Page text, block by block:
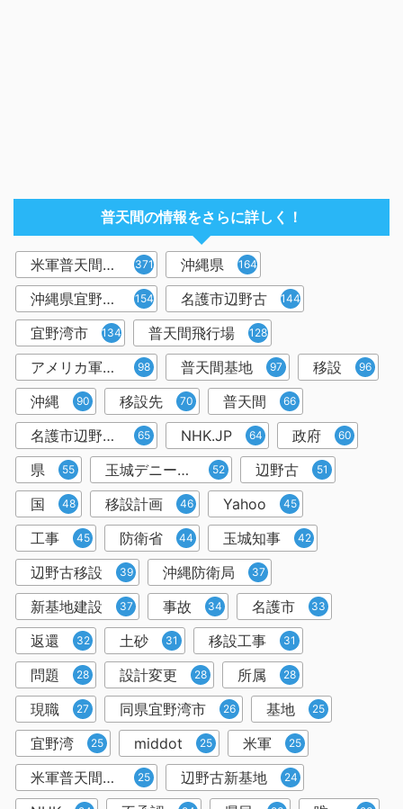
普天間の情報をさらに詳しく！
米軍普天間飛行場 371 沖縄県 164
沖縄県宜野湾市 154 名護市辺野古 144
宜野湾市 134 普天間飛行場 128
アメリカ軍普天間基地 98 普天間基地 97 移設 96
沖縄 90 移設先 70 普天間 66
名護市辺野古移設 65 NHK.JP 64 政府 60
県 55 玉城デニー知事 52 辺野古 51
国 48 移設計画 46 Yahoo 45
工事 45 防衛省 44 玉城知事 42
辺野古移設 39 沖縄防衛局 37
新基地建設 37 事故 34 名護市 33
返還 32 土砂 31 移設工事 31
問題 28 設計変更 28 所属 28
現職 27 同県宜野湾市 26 基地 25
宜野湾 25 middot 25 米軍 25
米軍普天間飛行場所属 25 辺野古新基地 24